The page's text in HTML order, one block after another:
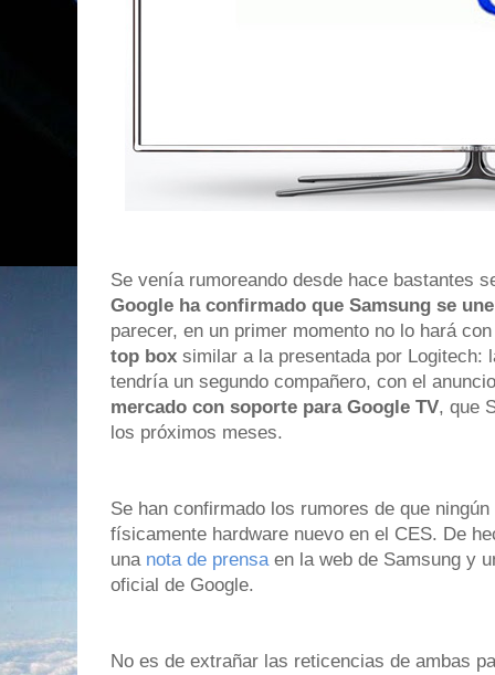
Se venía rumoreando desde hace bastantes
Google ha confirmado que Samsung se
parecer, en un primer momento no lo hará
top box similar a la presentada por Logitech:
tendría un segundo compañero, con el
mercado con soporte para Google TV, que
los próximos meses.
Se han confirmado los rumores de que
físicamente hardware nuevo en el CES. De
una nota de prensaen la web de Samsung y
oficial de Google.
No es de extrañar las reticencias de ambas